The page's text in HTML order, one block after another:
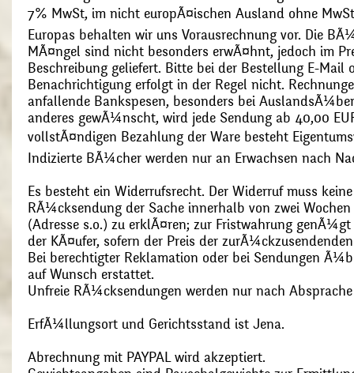
7% MwSt, im nicht europÃ¤ischen Ausland ohne
Europas behalten wir uns Vorausrechnung vor. Die
MÃ¤ngel sind nicht besonders erwÃ¤hnt, jedoch im
Beschreibung geliefert. Bitte bei der Bestellung E-Mail
Benachrichtigung erfolgt in der Regel nicht.
anfallende Bankspesen, besonders bei
anderes gewÃ¼nscht, wird jede Sendung ab 40,00
vollstÃ¤ndigen Bezahlung der Ware besteht
Indizierte BÃ¼cher werden nur an Erwachsen nach
Es besteht ein Widerrufsrecht. Der Widerruf muss
RÃ¼cksendung der Sache innerhalb von zwei
(Adresse s.o.) zu erklÃ¤ren; zur Fristwahrung
der KÃ¤ufer, sofern der Preis der
Bei berechtigter Reklamation oder bei Sendungen
auf Wunsch erstattet.
Unfreie RÃ¼cksendungen werden nur nach
ErfÃ¼llungsort und Gerichtsstand ist Jena.
Abrechnung mit PAYPAL wird akzeptiert.